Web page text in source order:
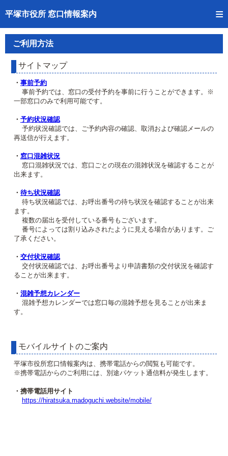
平塚市役所 窓口情報案内
トップページへ
ご利用方法
予約状況確認
窓口混雑状況
待ち状況確認
混雑予想カレンダー
ご利用方法
サイトマップ
・ 事前予約
事前予約では、窓口の受付予約を事前に行うことができます。※
一部窓口のみで利用可能です。
・ 予約状況確認
予約状況確認では、ご予約内容の確認、取消および確認メールの
再送信が行えます。
・ 窓口混雑状況
窓口混雑状況では、窓口ごとの現在の混雑状況を確認することが
出来ます。
・ 待ち状況確認
待ち状況確認では、お呼出番号の待ち状況を確認することが出来
ます。
複数の届出を受付している番号もございます。
番号によっては割り込みされたように見える場合があります。ご
了承ください。
・ 交付状況確認
交付状況確認では、お呼出番号より申請書類の交付状況を確認す
ることが出来ます。
・ 混雑予想カレンダー
混雑予想カレンダーでは窓口毎の混雑予想を見ることが出来ま
す。
モバイルサイトのご案内
平塚市役所窓口情報案内は、携帯電話からの閲覧も可能です。
※携帯電話からのご利用には、別途パケット通信料が発生します。
・携帯電話用サイト
https://hiratsuka.madoguchi.website/mobile/